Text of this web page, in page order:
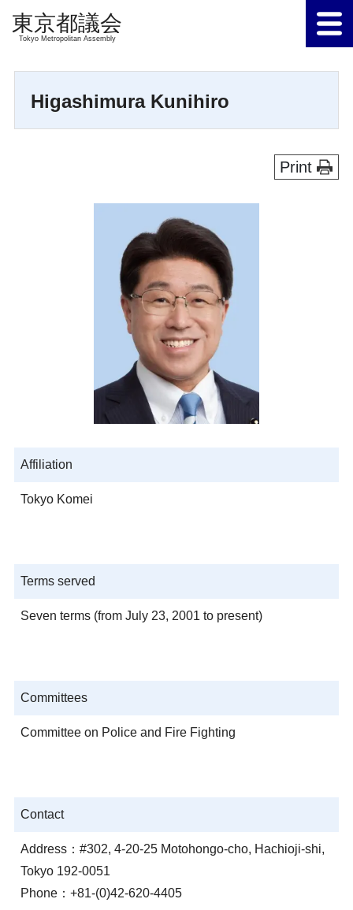
Tokyo Metropolitan Assembly
Higashimura Kunihiro
Print
Affiliation
Tokyo Komei
Terms served
Seven terms (from July 23, 2001 to present)
Committees
Committee on Police and Fire Fighting
Contact
Address：#302, 4-20-25 Motohongo-cho, Hachioji-shi,
Tokyo 192-0051
Phone：+81-(0)42-620-4405